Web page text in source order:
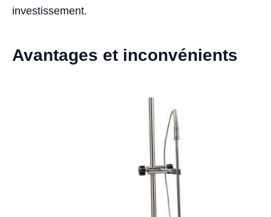
investissement.
Avantages et inconvénients